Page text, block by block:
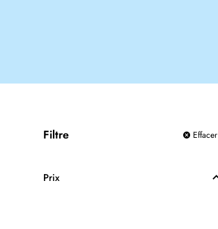
Filtre Effacer
Prix